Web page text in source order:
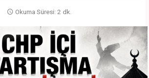
Okuma Süresi: 2 dk.